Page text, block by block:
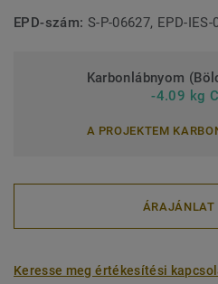
EPD-szám: S-P-06627, EPD-IES-
Karbonlábnyom
-4.09 kg
A PROJEKTEM
ÁRAJÁNLAT
Keresse meg értékesítési